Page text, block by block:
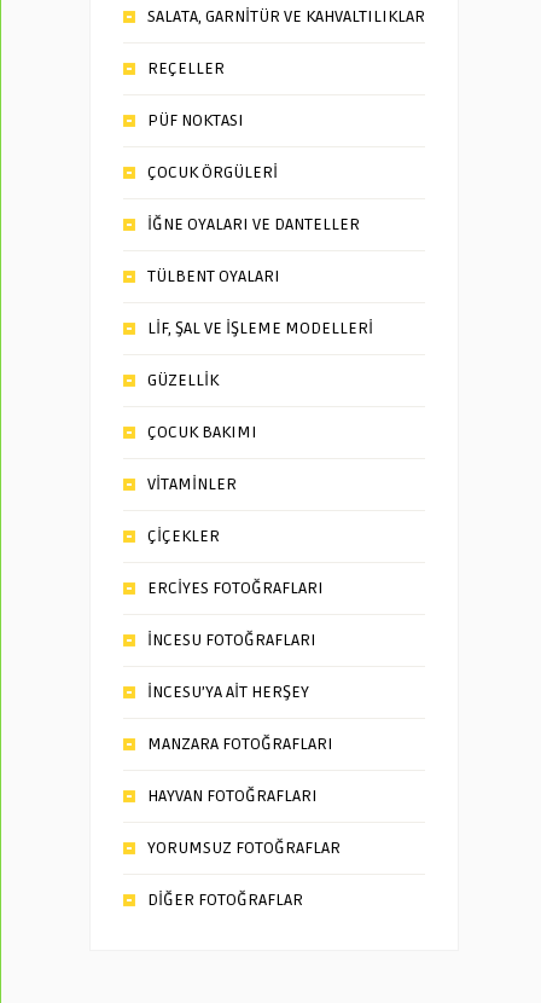
SALATA, GARNİTÜR VE KAHVALTILIKLAR
REÇELLER
PÜF NOKTASI
ÇOCUK ÖRGÜLERİ
İĞNE OYALARI VE DANTELLER
TÜLBENT OYALARI
LİF, ŞAL VE İŞLEME MODELLERİ
GÜZELLİK
ÇOCUK BAKIMI
VİTAMİNLER
ÇİÇEKLER
ERCİYES FOTOĞRAFLARI
İNCESU FOTOĞRAFLARI
İNCESU’YA AİT HERŞEY
MANZARA FOTOĞRAFLARI
HAYVAN FOTOĞRAFLARI
YORUMSUZ FOTOĞRAFLAR
DİĞER FOTOĞRAFLAR